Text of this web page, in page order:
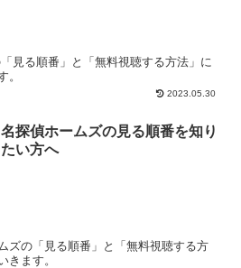
見る順番」と「無料視聴する方法」に
。
2023.05.30
名探偵ホームズの見る順番を知り
たい方へ
ズの「見る順番」と「無料視聴する方
きます。